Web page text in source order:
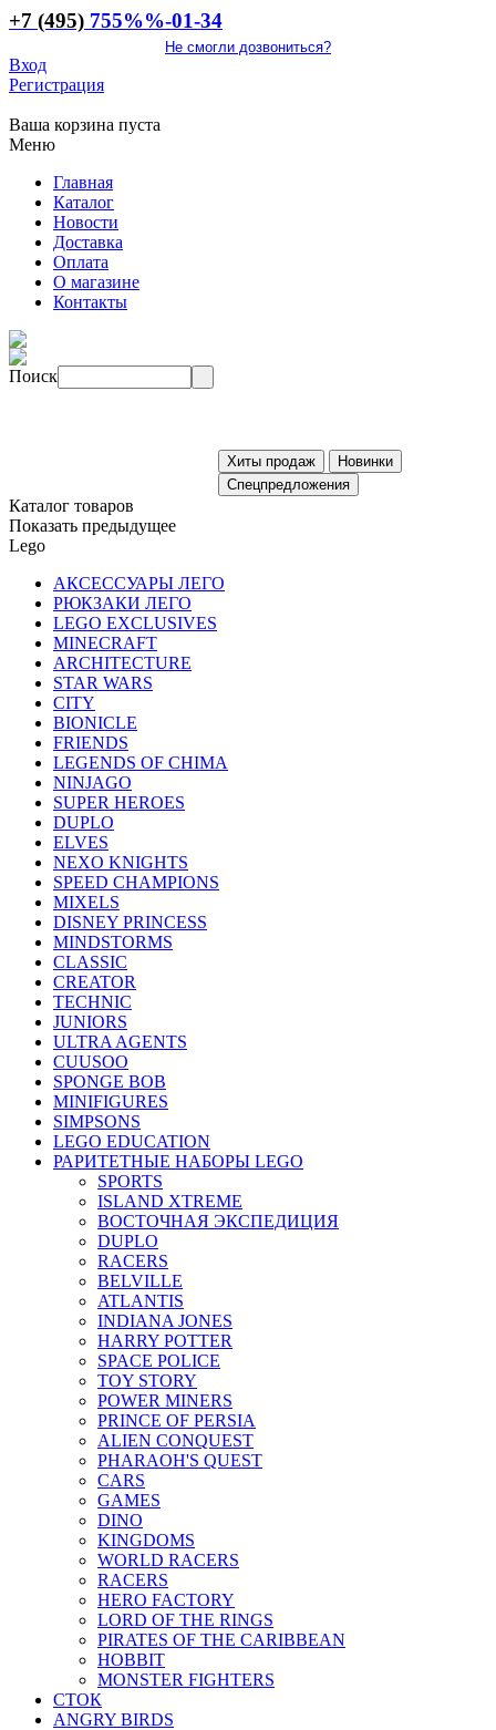
+7 (495) 755%%-01-34
Не смогли дозвониться?
Вход
Регистрация
Ваша корзина пуста
Меню
Главная
Каталог
Новости
Доставка
Оплата
О магазине
Контакты
Поиск
Каталог товаров
Показать предыдущее
Lego
АКСЕССУАРЫ ЛЕГО
РЮКЗАКИ ЛЕГО
LEGO EXCLUSIVES
MINECRAFT
ARCHITECTURE
STAR WARS
CITY
BIONICLE
FRIENDS
LEGENDS OF CHIMA
NINJAGO
SUPER HEROES
DUPLO
ELVES
NEXO KNIGHTS
SPEED CHAMPIONS
MIXELS
DISNEY PRINCESS
MINDSTORMS
CLASSIC
CREATOR
TECHNIC
JUNIORS
ULTRA AGENTS
CUUSOO
SPONGE BOB
MINIFIGURES
SIMPSONS
LEGO EDUCATION
РАРИТЕТНЫЕ НАБОРЫ LEGO
SPORTS
ISLAND XTREME
ВОСТОЧНАЯ ЭКСПЕДИЦИЯ
DUPLO
RACERS
BELVILLE
ATLANTIS
INDIANA JONES
HARRY POTTER
SPACE POLICE
TOY STORY
POWER MINERS
PRINCE OF PERSIA
ALIEN CONQUEST
PHARAOH'S QUEST
CARS
GAMES
DINO
KINGDOMS
WORLD RACERS
RACERS
HERO FACTORY
LORD OF THE RINGS
PIRATES OF THE CARIBBEAN
HOBBIT
MONSTER FIGHTERS
СТОК
ANGRY BIRDS